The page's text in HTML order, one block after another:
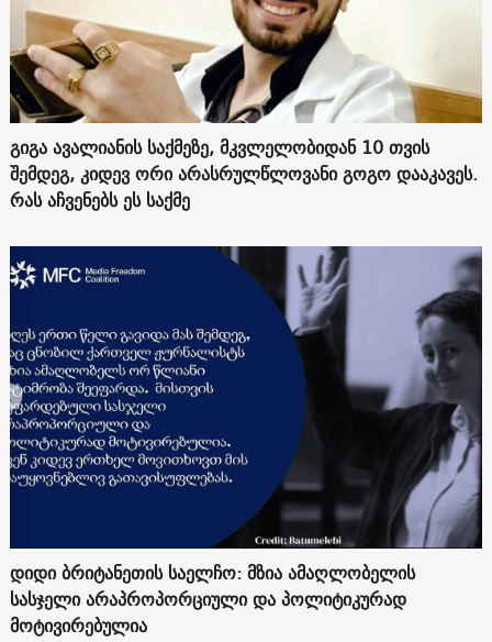
გიგა ავალიანის საქმეზე, მკვლელობიდან 10 თვის
შემდეგ, კიდევ ორი არასრულწლოვანი გოგო დააკავეს.
რას აჩვენებს ეს საქმე
დიდი ბრიტანეთის საელჩო: მზია ამაღლობელის
სასჯელი არაპროპორციული და პოლიტიკურად
მოტივირებულია